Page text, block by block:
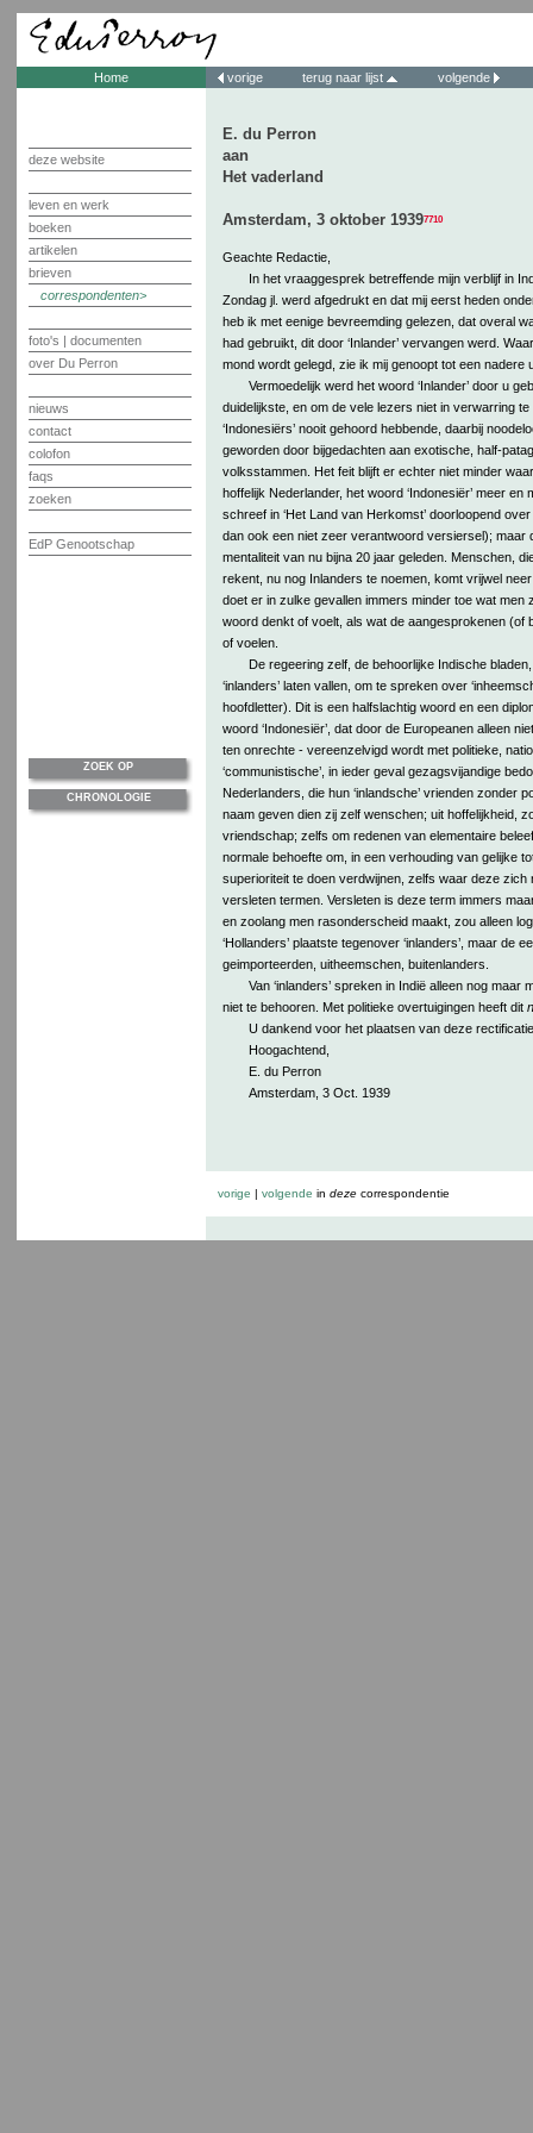
Home
deze website
leven en werk
boeken
artikelen
brieven
correspondenten
foto's | documenten
over Du Perron
nieuws
contact
colofon
faqs
zoeken
EdP Genootschap
vorige terug naar lijst volgende
E. du Perron
aan
Het vaderland
Amsterdam, 3 oktober 19397710
Geachte Redactie,
In het vraaggesprek betreffende mijn verblijf in
Zondag jl. werd afgedrukt en dat mij eerst heden
heb ik met eenige bevreemding gelezen, dat overal
had gebruikt, dit door ‘Inlander’ vervangen werd.
mond wordt gelegd, zie ik mij genoopt tot een nadere
Vermoedelijk werd het woord ‘Inlander’ door u
duidelijkste, en om de vele lezers niet in verwarring
‘Indonesiërs’ nooit gehoord hebbende, daarbij
geworden door bijgedachten aan exotische, half-
volksstammen. Het feit blijft er echter niet minder
hoffelijk Nederlander, het woord ‘Indonesiër’ meer
schreef in ‘Het Land van Herkomst’ doorloopend
dan ook een niet zeer verantwoord versiersel); maar
mentaliteit van nu bijna 20 jaar geleden. Menschen,
rekent, nu nog Inlanders te noemen, komt vrijwel
doet er in zulke gevallen immers minder toe wat men
woord denkt of voelt, als wat de aangesprokenen (of
of voelen.
De regeering zelf, de behoorlijke Indische bladen,
‘inlanders’ laten vallen, om te spreken over
hoofdletter). Dit is een halfslachtig woord en een
woord ‘Indonesiër’, dat door de Europeanen alleen
ten onrechte - vereenzelvigd wordt met politieke,
‘communistische’, in ieder geval gezagsvijandige
Nederlanders, die hun ‘inlandsche’ vrienden zonder
naam geven dien zij zelf wenschen; uit hoffelijkheid,
vriendschap; zelfs om redenen van elementaire
normale behoefte om, in een verhouding van gelijke
superioriteit te doen verdwijnen, zelfs waar deze
versleten termen. Versleten is deze term immers
en zoolang men rasonderscheid maakt, zou alleen
‘Hollanders’ plaatste tegenover ‘inlanders’, maar de
geimporteerden, uitheemschen, buitenlanders.
Van ‘inlanders’ spreken in Indië alleen nog maar
niet te behooren. Met politieke overtuigingen heeft dit
U dankend voor het plaatsen van deze
Hoogachtend,
E. du Perron
Amsterdam, 3 Oct. 1939
vorige | volgende in dezecorrespondentie
ZOEK OP
CHRONOLOGIE